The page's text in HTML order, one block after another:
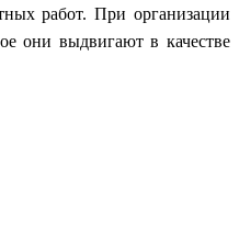
работ. При организации
они выдвигают в качестве